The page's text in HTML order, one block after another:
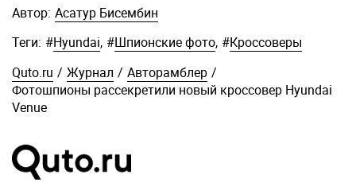
Автор: Асатур Бисембин
Теги: #Hyundai, #Шпионские фото, #Кроссоверы
Quto.ru / Журнал / Авторамблер /
Фотошпионы рассекретили новый кроссовер Hyundai
Venue